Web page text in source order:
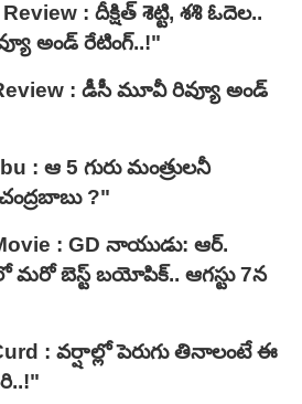
: దీక్షిత్ శెట్టి, శశి ఓదెల..
అండ్ రేటింగ్‌..!"
: డీసీ మూవీ రివ్యూ అండ్
: ఆ 5 గురు మంత్రులనీ
?"
: GD నాయుడు: ఆర్.
బెస్ట్ బయోపిక్.. ఆగస్టు 7న
: వర్షాల్లో పెరుగు తినాలంటే ఈ